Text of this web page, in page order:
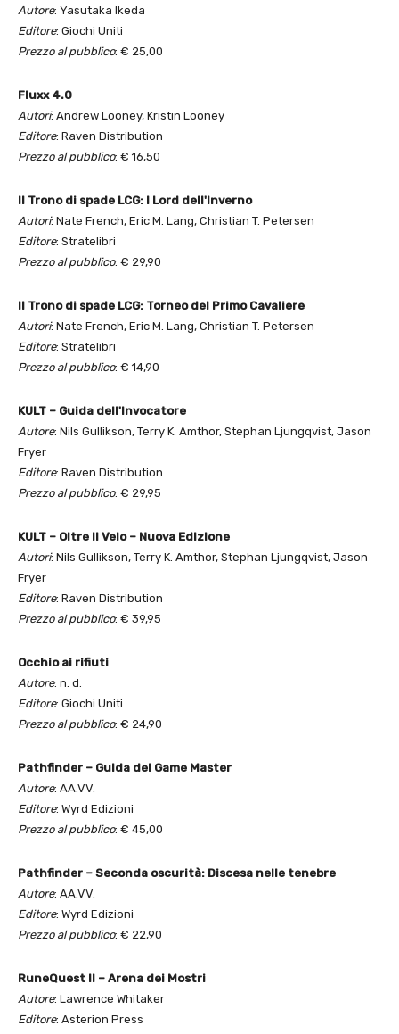
Autore: Yasutaka Ikeda
Editore: Giochi Uniti
Prezzo al pubblico: € 25,00
Fluxx 4.0
Autori: Andrew Looney, Kristin Looney
Editore: Raven Distribution
Prezzo al pubblico: € 16,50
Il Trono di spade LCG: I Lord dell'Inverno
Autori: Nate French, Eric M. Lang, Christian T. Petersen
Editore: Stratelibri
Prezzo al pubblico: € 29,90
Il Trono di spade LCG: Torneo del Primo Cavaliere
Autori: Nate French, Eric M. Lang, Christian T. Petersen
Editore: Stratelibri
Prezzo al pubblico: € 14,90
KULT – Guida dell'Invocatore
Autore: Nils Gullikson, Terry K. Amthor, Stephan Ljungqvist, Jason
Fryer
Editore: Raven Distribution
Prezzo al pubblico: € 29,95
KULT – Oltre il Velo – Nuova Edizione
Autori: Nils Gullikson, Terry K. Amthor, Stephan Ljungqvist, Jason
Fryer
Editore: Raven Distribution
Prezzo al pubblico: € 39,95
Occhio ai rifiuti
Autore: n. d.
Editore: Giochi Uniti
Prezzo al pubblico: € 24,90
Pathfinder – Guida del Game Master
Autore: AA.VV.
Editore: Wyrd Edizioni
Prezzo al pubblico: € 45,00
Pathfinder – Seconda oscurità: Discesa nelle tenebre
Autore: AA.VV.
Editore: Wyrd Edizioni
Prezzo al pubblico: € 22,90
RuneQuest II – Arena dei Mostri
Autore: Lawrence Whitaker
Editore: Asterion Press